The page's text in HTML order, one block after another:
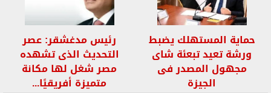
حماية المستهلك يضبط
ورشة تعيد تبعئة شاى
مجهول المصدر فى
الجيزة
رئيس مدغشقر: عصر
التحديث الذى تشهده
مصر شغل لها مكانة
متميزة أفريقيًا...